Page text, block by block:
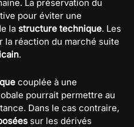
La préservation du
pour éviter une
la structure technique. Les
la réaction du marché suite
.
couplée à une
pourrait permettre au
Dans le cas contraire,
sur les dérivés